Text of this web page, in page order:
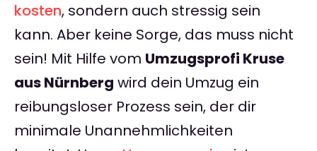
kosten, sondern auch stressig sein
kann. Aber keine Sorge, das muss nicht
sein! Mit Hilfe vom Umzugsprofi Kruse
aus Nürnberg wird dein Umzug ein
reibungsloser Prozess sein, der dir
minimale Unannehmlichkeiten